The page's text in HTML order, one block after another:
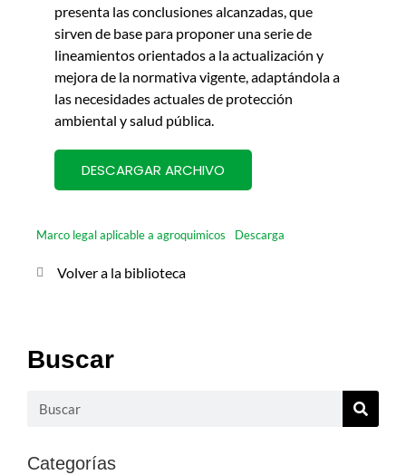
presenta las conclusiones alcanzadas, que
sirven de base para proponer una serie de
lineamientos orientados a la actualización y
mejora de la normativa vigente, adaptándola a
las necesidades actuales de protección
ambiental y salud pública.
DESCARGAR ARCHIVO
Marco legal aplicable a agroquimicos Descarga
Volver a la biblioteca
Buscar
Categorías